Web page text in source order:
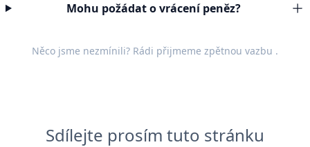
Mohu požádat o vrácení peněz?
Něco jsme nezmínili? Rádi přijmeme zpětnou vazbu .
Sdílejte prosím tuto stránku